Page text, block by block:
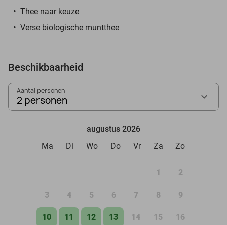
Thee naar keuze
Verse biologische muntthee
Beschikbaarheid
Aantal personen:
2 personen
augustus 2026
Ma
Di Wo Do Vr Za Zo
1 2
3 4 5 6 7 8 9
10 11 12 13 14 15 16